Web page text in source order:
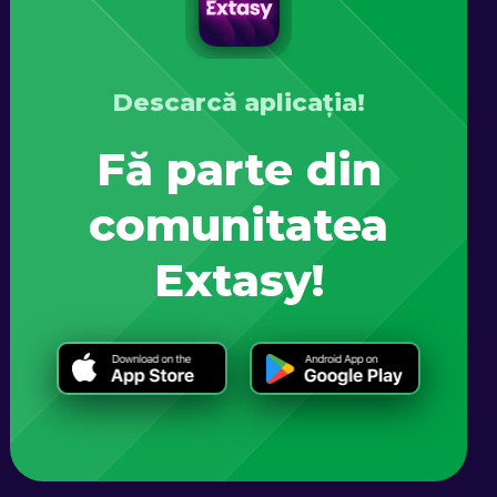
Descarcă aplicația!
Fă parte din
comunitatea
Extasy!